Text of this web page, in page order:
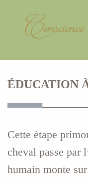
ÉDUCATION
Cette étape
cheval passe par
humain monte